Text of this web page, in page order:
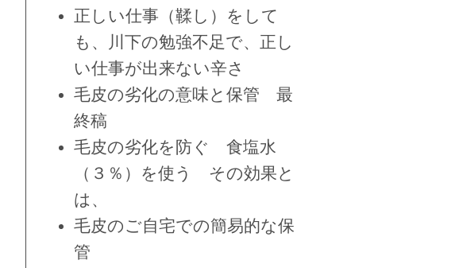
正しい仕事（鞣し）をして
も、川下の勉強不足で、正し
い仕事が出来ない辛さ
毛皮の劣化の意味と保管 最
終稿
毛皮の劣化を防ぐ 食塩水
（３％）を使う その効果と
は、
毛皮のご自宅での簡易的な保
管